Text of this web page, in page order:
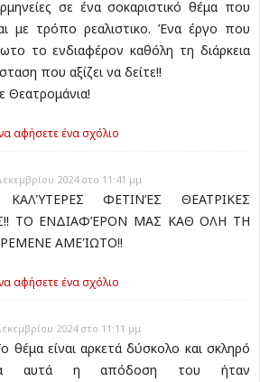
σε ένα σοκαριστικό θέμα που
με τρόπο ρεαλιστικο. Ένα έργο που
το ενδιαφέρον καθόλη τη διάρκεια
που αξίζει να δείτε!!
Θεατρομάνια!
αφήσετε ένα σχόλιο
2024 στο 11:41 μμ
ΦΕΤΙΝΈΣ ΘΕΑΤΡΙΚΕΣ
ΤΟ ΕΝΔΙΑΦΈΡΟΝ ΜΑΣ ΚΑΘ ΟΛΗ ΤΗ
ΑΜΕΊΩΤΟ!!
αφήσετε ένα σχόλιο
2024 στο 11:11 μμ
θέμα είναι αρκετά δύσκολο και σκληρό
αυτά η απόδοση του ήταν